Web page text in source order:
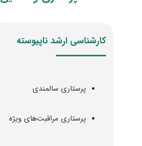
کارشناسی ارشد ناپیوسته
پرستاری سالمندی
پرستاری مراقبت‌های ویژه